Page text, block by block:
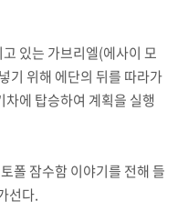
있는 가브리엘(에사이 모
기 위해 에단의 뒤를 따라가
에 탑승하여 계획을 실행
폴 잠수함 이야기를 전해 들
선다.